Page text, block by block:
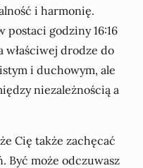
i harmonię.
postaci godziny 16:16
właściwej drodze do
i duchowym, ale
niezależnością a
Cię także zachęcać
Być może odczuwasz